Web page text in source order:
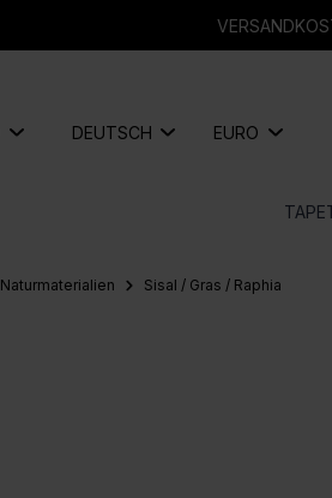
DEUTSCH EURO
Naturmaterialien Sisal / Gras / Raphia